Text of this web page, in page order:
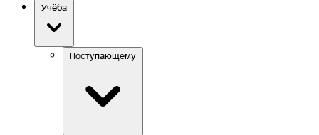
Учёба
Поступающему